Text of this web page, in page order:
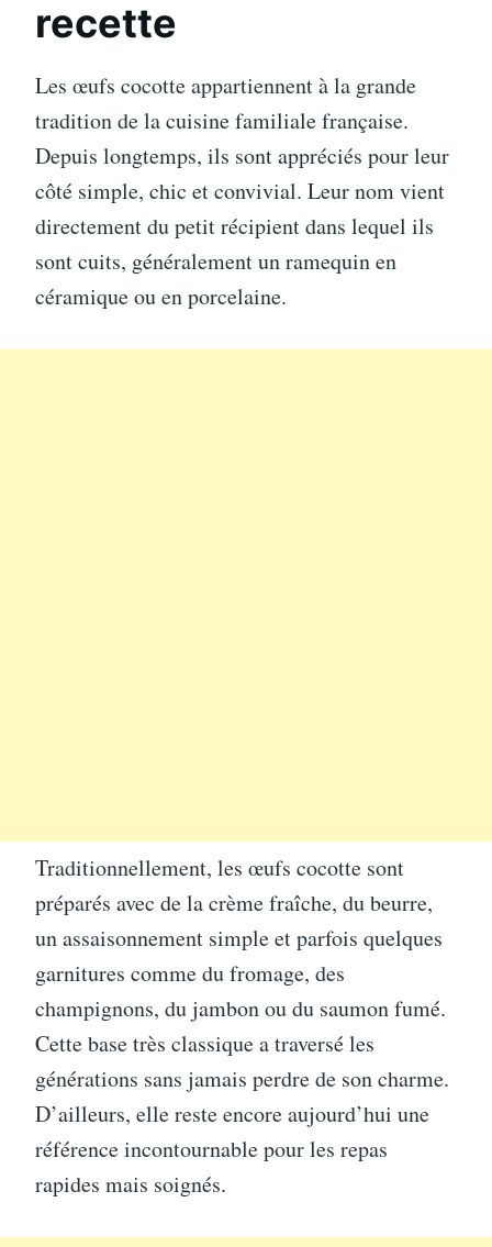
recette
Les œufs cocotte appartiennent à la grande
tradition de la cuisine familiale française.
Depuis longtemps, ils sont appréciés pour leur
côté simple, chic et convivial. Leur nom vient
directement du petit récipient dans lequel ils
sont cuits, généralement un ramequin en
céramique ou en porcelaine.
Traditionnellement, les œufs cocotte sont
préparés avec de la crème fraîche, du beurre,
un assaisonnement simple et parfois quelques
garnitures comme du fromage, des
champignons, du jambon ou du saumon fumé.
Cette base très classique a traversé les
générations sans jamais perdre de son charme.
D’ailleurs, elle reste encore aujourd’hui une
référence incontournable pour les repas
rapides mais soignés.